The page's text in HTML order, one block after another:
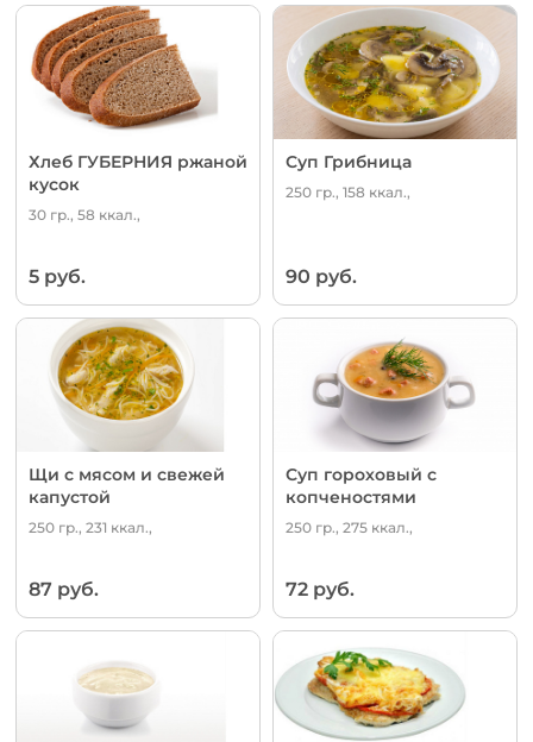
Хлеб ГУБЕРНИЯ ржаной
кусок
30 гр., 58 ккал.,
5 руб.
Суп Грибница
250 гр., 158 ккал.,
90 руб.
Щи с мясом и свежей
капустой
250 гр., 231 ккал.,
87 руб.
Суп гороховый с
копченостями
250 гр., 275 ккал.,
72 руб.